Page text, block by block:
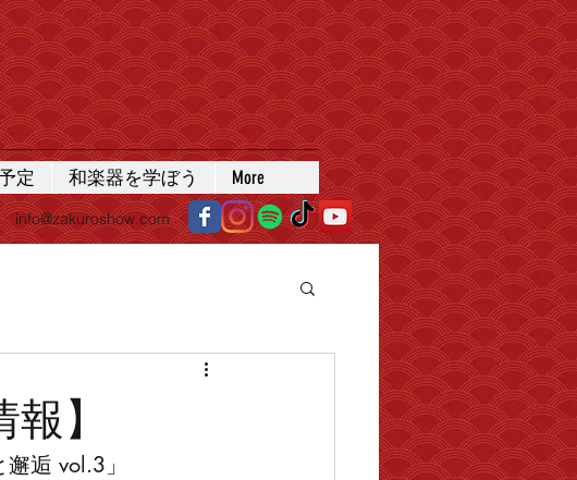
定 和楽器を学ぼう More
info@zakuroshow.com
】
逅 vol.3」